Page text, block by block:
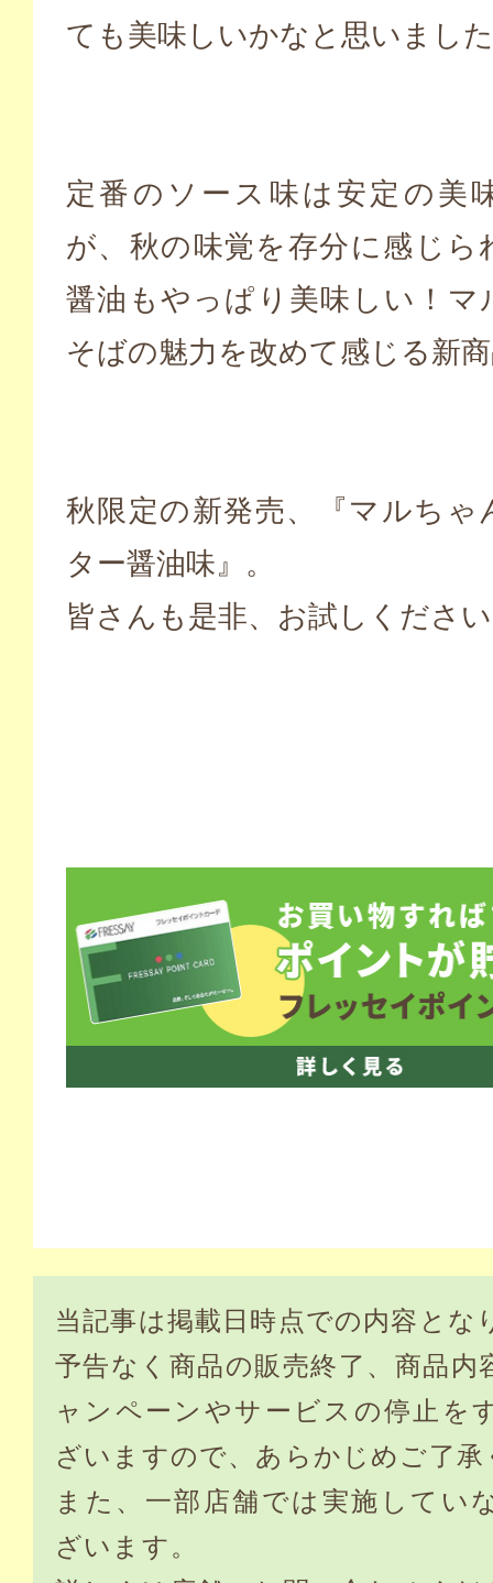
ても美味しいかなと思いまし
定番のソース味は安定の美
が、秋の味覚を存分に感じら
醤油もやっぱり美味しい！マ
そばの魅力を改めて感じる新
秋限定の新発売、『マルちゃ
ター醤油味』。
皆さんも是非、お試しくださ
当記事は掲載日時点での内容とな
予告なく商品の販売終了、商品内
ャンペーンやサービスの停止を
ざいますので、あらかじめご了
また、一部店舗では実施してい
ざいます。